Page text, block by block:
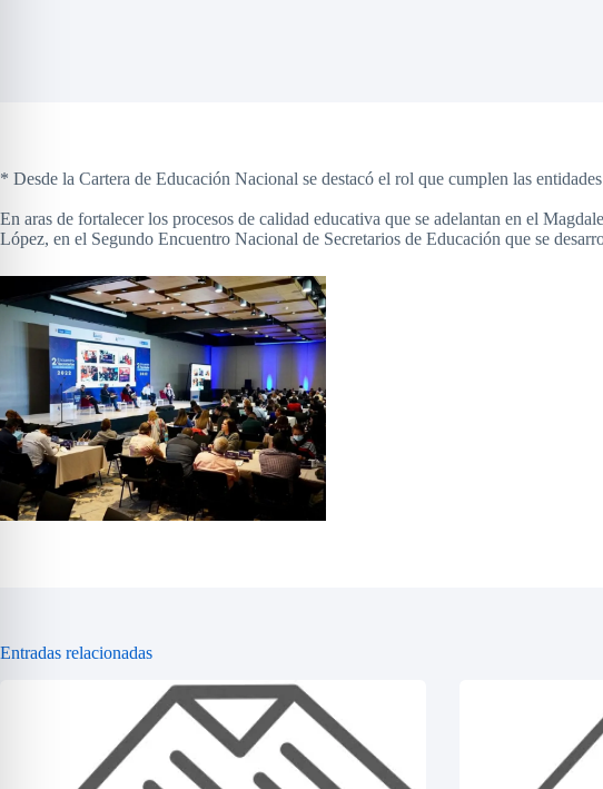
* Desde la Cartera de Educación Nacional se destacó el rol que cumplen las
En aras de fortalecer los procesos de calidad educativa que se adelantan en el
López, en el Segundo Encuentro Nacional de Secretarios de Educación que se
Entradas relacionadas